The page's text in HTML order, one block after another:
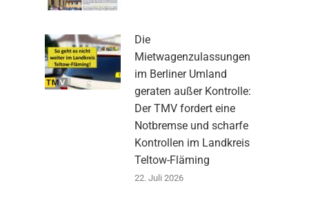
Die
Mietwagenzulassungen
im Berliner Umland
geraten außer Kontrolle:
Der TMV fordert eine
Notbremse und scharfe
Kontrollen im Landkreis
Teltow-Fläming
22. Juli 2026